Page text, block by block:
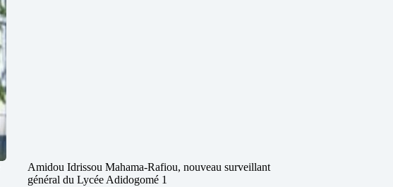
Amidou Idrissou Mahama-Rafiou, nouveau surveillant
général du Lycée Adidogomé 1